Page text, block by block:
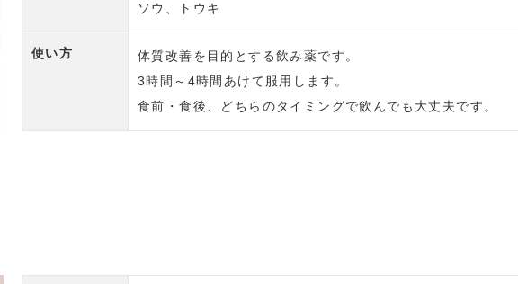
ソウ、トウキ
使い方
体質改善を目的とする飲み薬です。
3時間～4時間あけて服用します。
食前・食後、どちらのタイミングで飲んでも大丈夫です。